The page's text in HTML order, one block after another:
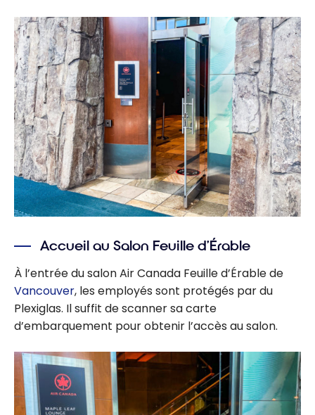
Accueil au Salon Feuille d’Érable
À l’entrée du salon Air Canada Feuille d’Érable de
Vancouver, les employés sont protégés par du
Plexiglas. Il suffit de scanner sa carte
d’embarquement pour obtenir l’accès au salon.